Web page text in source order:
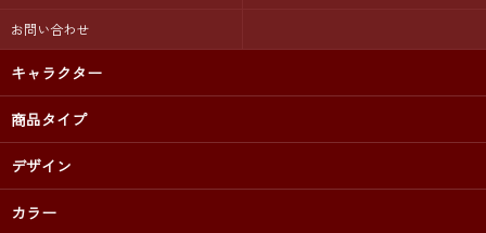
お問い合わせ
キャラクター
商品タイプ
デザイン
カラー